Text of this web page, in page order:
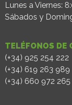
Lunes a Viernes:
Sábados y
TELÉFONOS DE
(+34) 925 254 222
(+34) 619 263 989
(+34) 660 972 265